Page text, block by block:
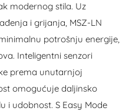
modernog stila. Uz
i grijanja, MSZ-LN
potrošnju energije,
Inteligentni senzori
prema unutarnjoj
omogućuje daljinsko
i udobnost. S Easy Mode